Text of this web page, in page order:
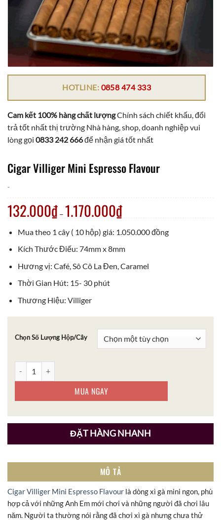
HOTLINE: 0858 474 333
Cam kết 100% hàng chất lượngChính sách chiết khấu, đổi
trả tốt nhất thị trường Nhà hàng, shop, doanh nghiệp vui
lòng gọi 0833 242 666để nhận giá tốt nhất
Cigar Villiger Mini Espresso Flavour
-
132.000₫ – 1.170.000₫
Mua theo 1 cây ( 10 hộp) giá: 1.050.000 đồng
Kích Thước Điếu: 74mm x 8mm
Hương vị: Café, Sô Cô La Đen, Caramel
Thời Gian Hút: 15- 30 phút
Thương Hiệu: Villiger
Chọn Số Lượng Hộp/Cây
MUA NGAY
ĐẶT HÀNG NHANH
MÔ TẢ
Cigar Villiger Mini Espresso Flavour là dòng xì gà mini ngon, phù
hợp cả với những Anh Em mới chơi và những người đã chơi lâu
năm. Người ta thường nói rằng đã chơi xì gà nhưng chưa thử